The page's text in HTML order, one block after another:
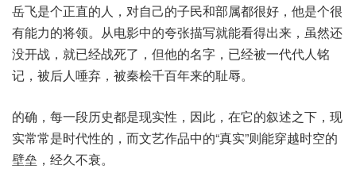
岳飞是个正直的人，对自己的子民和部属都很好，他是个很
有能力的将领。从电影中的夸张描写就能看得出来，虽然还
没开战，就已经战死了，但他的名字，已经被一代代人铭
记，被后人唾弃，被秦桧千百年来的耻辱。
的确，每一段历史都是现实性，因此，在它的叙述之下，现
实常常是时代性的，而文艺作品中的“真实”则能穿越时空的
壁垒，经久不衰。